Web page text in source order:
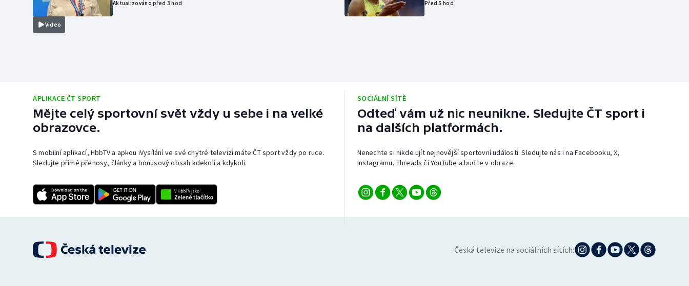
Video
Aktualizováno před 3 hod Před 5 hod
APLIKACE ČT SPORT
Mějte celý sportovní svět vždy u sebe i na velké
obrazovce.
S mobilní aplikací, HbbTV a apkou iVysílání ve své chytré televizi máte ČT sport vždy po ruce.
Sledujte přímé přenosy, články a bonusový obsah kdekoli a kdykoli.
SOCIÁLNÍ SÍTĚ
Odteď vám už nic neunikne. Sledujte ČT sport i
na dalších platformách.
Nenechte si nikde ujít nejnovější sportovní události. Sledujte nás i na Facebooku, X,
Instagramu, Threads či YouTube a buďte v obraze.
Česká televize na sociálních sítích: